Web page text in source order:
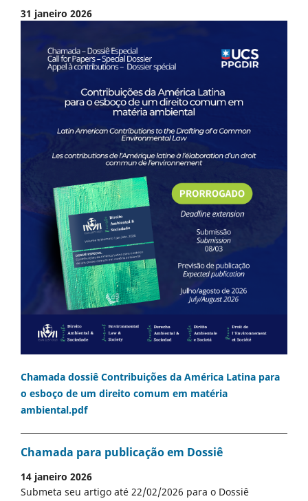
31 janeiro 2026
Chamada dossiê Contribuições da América Latina para
o esboço de um direito comum em matéria
ambiental.pdf
Chamada para publicação em Dossiê
14 janeiro 2026
Submeta seu artigo até 22/02/2026 para o Dossiê